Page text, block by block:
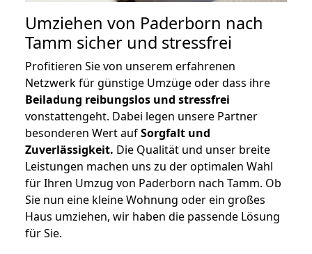
Umziehen von Paderborn nach
Tamm sicher und stressfrei
Profitieren Sie von unserem erfahrenen
Netzwerk für günstige Umzüge oder dass ihre
Beiladung reibungslos und stressfrei
vonstattengeht. Dabei legen unsere Partner
besonderen Wert aufSorgfalt und
Zuverlässigkeit. Die Qualität und unser breite
Leistungen machen uns zu der optimalen Wahl
für Ihren Umzug von Paderborn nach Tamm. Ob
Sie nun eine kleine Wohnung oder ein großes
Haus umziehen, wir haben die passende Lösung
für Sie.